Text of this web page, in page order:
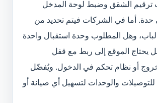
ترقيم الشقق وضبط لوحة المدخل
أما في الشركات فيتم تحديد من
وهل المطلوب وحدة استقبال واحدة
يحتاج الموقع إلى ربط مع قفل
أو نظام تحكم في الدخول. ويُفضّل
والوحدات لتسهيل أي صيانة أو